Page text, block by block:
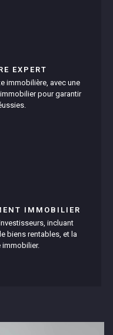
EXPERT
immobilière, avec une
pour garantir
IMMOBILIER
incluant
biens rentables, et la